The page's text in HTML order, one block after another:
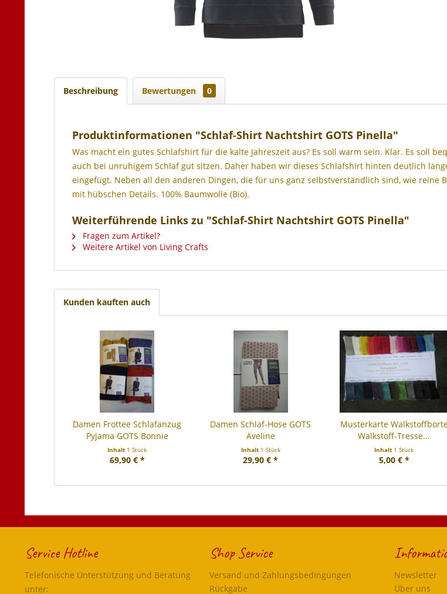
Beschreibung Bewertungen 0
Produktinformationen "Schlaf-Shirt Nachtshirt GOTS Pinella"
Was macht ein gutes Schlafshirt für die kalte Jahreszeit aus? Es soll warm sein. Klar. Es soll
auch bei unruhigem Schlaf gut sitzen. Daher haben wir dieses Schlafshirt hinten deutlich
eingefügt. Neben all den anderen Dingen, die für uns ganz selbstverständlich sind, wie reine
mit hübschen Details. 100% Baumwolle (Bio).
Weiterführende Links zu "Schlaf-Shirt Nachtshirt GOTS Pinella"
Fragen zum Artikel?
Weitere Artikel von Living Crafts
Kunden kauften auch
Damen Frottee Schlafanzug
Pyjama GOTS Bonnie
Inhalt 1 Stück
69,90 € *
Damen Schlaf-Hose GOTS
Aveline
Inhalt 1 Stück
29,90 € *
Musterkarte
Walkstoff-Tresse...
Inhalt 1 Stück
5,00 € *
Service Hotline
Telefonische Unterstützung und Beratung
unter:
Shop Service
Versand und Zahlungsbedingungen
Rückgabe
Newsletter
Über uns